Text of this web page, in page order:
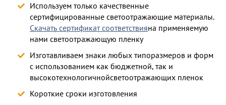
Используем только качественные
сертифицированные светоотражающие материалы.
Скачать сертификат соответствияна применяемую
нами светоотражающую пленку
Изготавливаем знаки любых типоразмеров и форм
с использованием как бюджетной, так и
высокотехнологичнойсветоотражающих пленок
Короткие сроки изготовления